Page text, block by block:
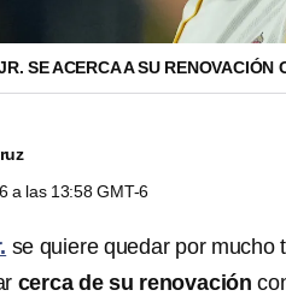
SE ACERCA A SU
a las 13:58 GMT-6
se quiere quedar por mucho
cerca de su renovación